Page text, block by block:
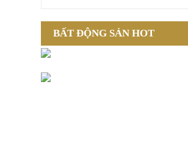
BẤT ĐỘNG SẢN HOT